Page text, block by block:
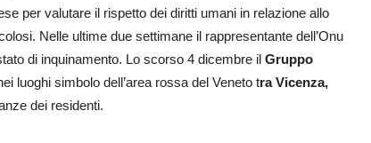
per valutare il rispetto dei diritti umani in relazione allo
Nelle ultime due settimane il rappresentante dell’Onu
di inquinamento. Lo scorso 4 dicembre il Gruppo
luoghi simbolo dell’area rossa del Veneto tra Vicenza,
dei residenti.